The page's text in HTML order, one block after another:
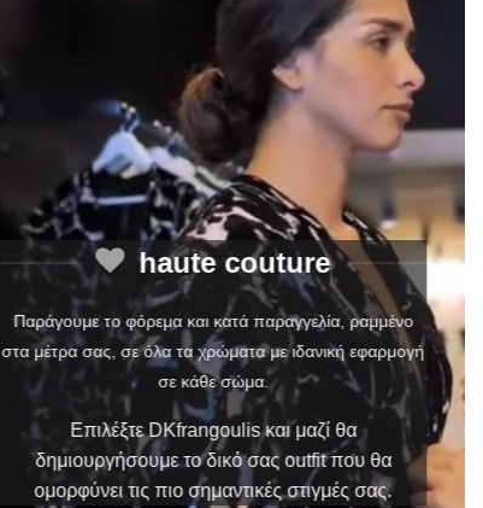
haute couture
Παράγουμε το φόρεμα και κατά παραγγελία, ραμμένο
στα μέτρα σας, σε όλα τα χρώματα με ιδανική εφαρμογή
σε κάθε σώμα.
Επιλέξτε DKfrangoulis και μαζί θα
δημιουργήσουμε το δικό σας outfit που θα
ομορφύνει τις πιο σημαντικές στιγμές σας.